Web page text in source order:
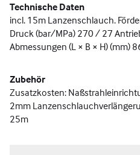
Technische Daten
incl. 15m Lanzenschlauch.
Druck (bar/MPa) 270 / 27
Abmessungen (L × B × H) (mm)
Zubehör
Zusatzkosten:
2mm
25m